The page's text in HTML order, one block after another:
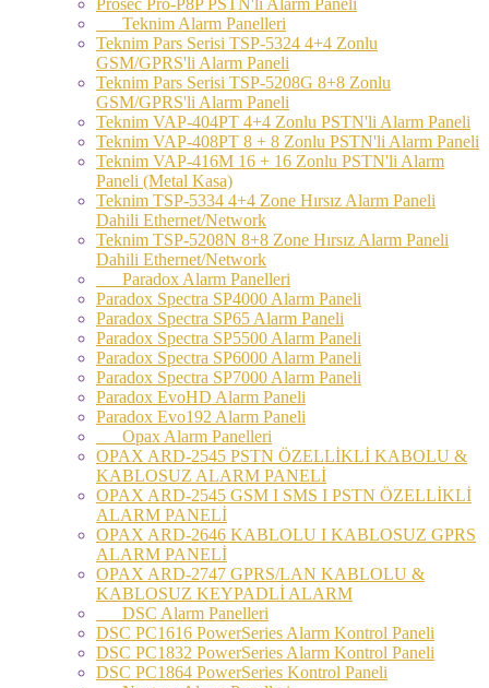
Teknim Alarm Panelleri
Teknim Pars Serisi TSP-5324 4+4 Zonlu
GSM/GPRS'li Alarm Paneli
Teknim Pars Serisi TSP-5208G 8+8 Zonlu
GSM/GPRS'li Alarm Paneli
Teknim VAP-404PT 4+4 Zonlu PSTN'li Alarm Paneli
Teknim VAP-408PT 8 + 8 Zonlu PSTN'li Alarm Paneli
Teknim VAP-416M 16 + 16 Zonlu PSTN'li Alarm
Paneli (Metal Kasa)
Teknim TSP-5334 4+4 Zone Hırsız Alarm Paneli
Dahili Ethernet/Network
Teknim TSP-5208N 8+8 Zone Hırsız Alarm Paneli
Dahili Ethernet/Network
Paradox Alarm Panelleri
Paradox Spectra SP4000 Alarm Paneli
Paradox Spectra SP65 Alarm Paneli
Paradox Spectra SP5500 Alarm Paneli
Paradox Spectra SP6000 Alarm Paneli
Paradox Spectra SP7000 Alarm Paneli
Paradox EvoHD Alarm Paneli
Paradox Evo192 Alarm Paneli
Opax Alarm Panelleri
OPAX ARD-2545 PSTN ÖZELLİKLİ KABOLU &
KABLOSUZ ALARM PANELİ
OPAX ARD-2545 GSM I SMS I PSTN ÖZELLİKLİ
ALARM PANELİ
OPAX ARD-2646 KABLOLU I KABLOSUZ GPRS
ALARM PANELİ
OPAX ARD-2747 GPRS/LAN KABLOLU &
KABLOSUZ KEYPADLİ ALARM
DSC Alarm Panelleri
DSC PC1616 PowerSeries Alarm Kontrol Paneli
DSC PC1832 PowerSeries Alarm Kontrol Paneli
DSC PC1864 PowerSeries Kontrol Paneli